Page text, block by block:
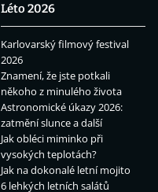
Léto 2026
Karlovarský filmový festival
2026
Znamení, že jste potkali
někoho z minulého života
Astronomické úkazy 2026:
zatmění slunce a další
Jak obléci miminko při
vysokých teplotách?
Jak na dokonalé letní mojito
6 lehkých letních salátů